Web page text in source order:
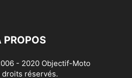
PROPOS
- 2020 Objectif-Moto
droits réservés.